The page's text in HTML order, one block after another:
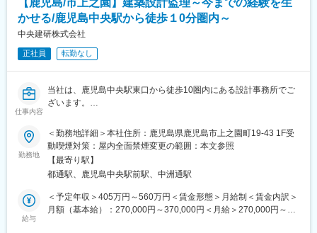
担当案件は住宅からスタートし、経験や適性に応じて工場・商業
施設・ホテルなど幅広い建築物へ拡大。構造・設備・省エネなど
専門領域にも携わります。案件ごとに条件や法規の適用内容が異
かしながら、多角的な視点で判断を行います。
物を照合しながら理解を深められます。
設計業務では経験しにくい多様な建築物に触れながら、建築全体
を俯瞰する判断力を養えます。案件ごとに異なる法規や地域条件
に向き合うため、経験がそのまま専門性として蓄積されます。法
規解釈や適法性判断に強い建築士として、市場価値を高められる
■キャリアパス：
【鹿児島/市上之園】建築設計監理～今までの経験を生
かせる/鹿児島中央駅から徒歩１0分圏内～
中央建研株式会社
正社員 転勤なし
仕事内容
当社は、鹿児島中央駅東口から徒歩10圏内にある設計事務所でご
ざいます。
ます。
■具体的な業務：
賃貸マンション、テナント、ビル、医院など幅広い建築物の設計
監理を行っていただきます。
※メインエリアは鹿児島市内となっております。社用車使用（AT
車）
勤務地
＜勤務地詳細＞本社住所：鹿児島県鹿児島市上之園町19-43 1F受
動喫煙対策：屋内全面禁煙変更の範囲：本文参照
【最寄り駅】
都通駅、鹿児島中央駅前駅、中洲通駅
給与
＜予定年収＞405万円～560万円＜賃金形態＞月給制＜賃金内訳＞
月額（基本給）：270,000円～370,000円＜月給＞270,000円～